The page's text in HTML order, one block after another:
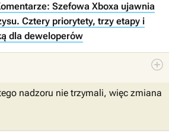
Szefowa Xboxa ujawnia
Cztery priorytety, trzy etapy i
dla deweloperów
nadzoru nie trzymali, więc zmiana